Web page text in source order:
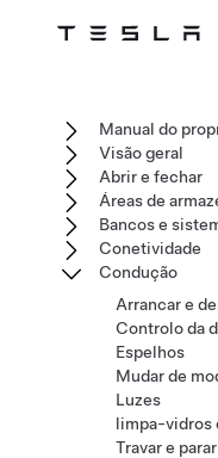
Manual do
Visão geral
Abrir e fechar
Áreas de
Bancos e
Conetividade
Condução
Arrancar e
Controlo da
Espelhos
Mudar de
Luzes
limpa-vidros
Travar e parar